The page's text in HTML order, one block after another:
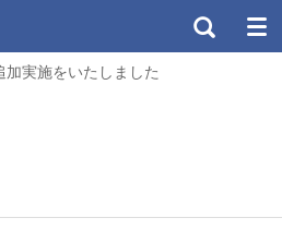
実施をいたしました